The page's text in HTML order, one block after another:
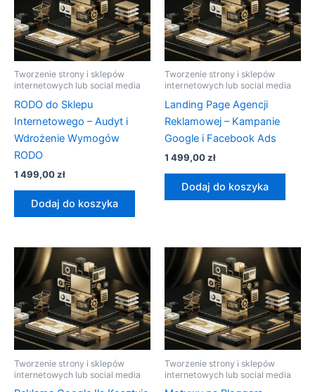
Tworzenie strony i sklepów
internetowych lub social media
RODO do Sklepu
Internetowego – Audyt i
Wdrożenie Wymogów
RODO
1 499,00zł
Dodaj do koszyka
Tworzenie strony i sklepów
internetowych lub social media
Landing Page Agencji
Reklamowej – Kampanie
Google i Facebook Ads
1 499,00zł
Dodaj do koszyka
Tworzenie strony i sklepów
internetowych lub social media
Tworzenie strony i sklepów
internetowych lub social media